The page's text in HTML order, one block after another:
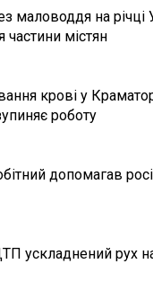
маловоддя на
частини містян
крові у
роботу
допомагав
ускладнений рух